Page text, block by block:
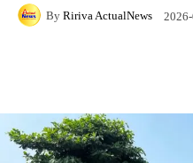
By Ririva ActualNews